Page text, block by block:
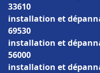
33610
installation et
69530
installation et
56000
installation et